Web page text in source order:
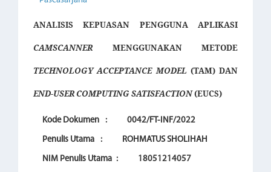
ANALISIS KEPUASAN PENGGUNA APLIKASI
CAMSCANNER MENGGUNAKAN METODE
TECHNOLOGY ACCEPTANCE MODEL (TAM) DAN
END-USER COMPUTING SATISFACTION(EUCS)
Kode Dokumen : 0042/FT-INF/2022
Penulis Utama : ROHMATUS SHOLIHAH
NIM Penulis Utama : 18051214057